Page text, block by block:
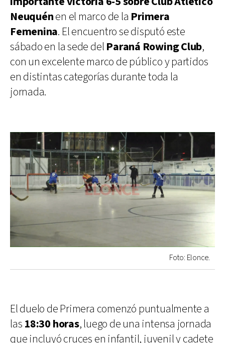
Neuquénen el marco de la Primera
Femenina. El encuentro se disputó este
sábado en la sede del Paraná Rowing Club,
con un excelente marco de público y partidos
en distintas categorías durante toda la
jornada.
Foto: Elonce.
El duelo de Primera comenzó puntualmente a
las 18:30 horas, luego de una intensa jornada
que incluyó cruces en infantil, juvenil y cadete